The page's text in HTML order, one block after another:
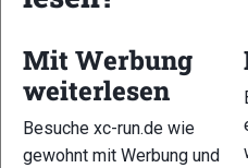
23
Mit Werbung
weiterlesen
Besuche xc-run.de wie
gewohnt mit Werbung und